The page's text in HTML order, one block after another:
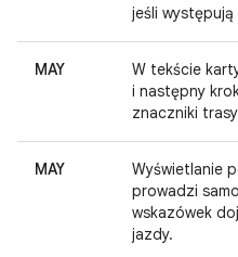
jeśli
MAY
W tekście
i następny
znaczniki
MAY
Wyświetlanie
prowadzi
wskazówek
jazdy.